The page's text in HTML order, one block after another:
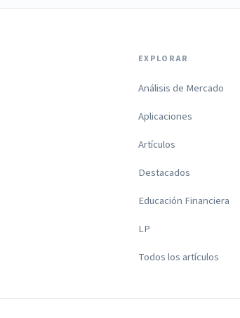
EXPLORAR
Análisis de Mercado
Aplicaciones
Artículos
Destacados
Educación Financiera
LP
Todos los artículos